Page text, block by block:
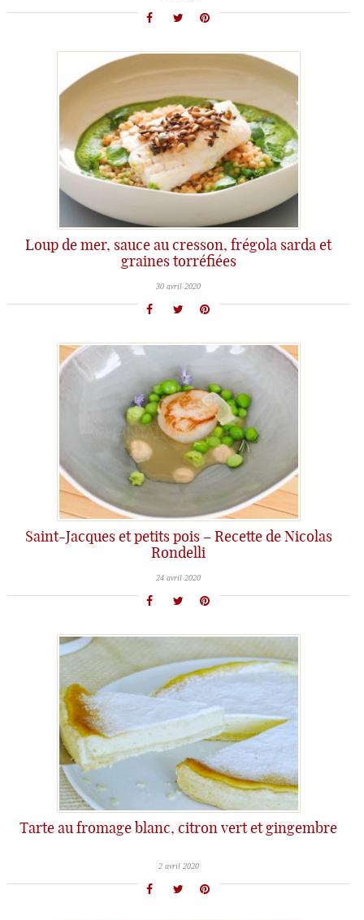
Loup de mer, sauce au cresson, frégola sarda et
graines torréfiées
30 avril 2020
Saint-Jacques et petits pois – Recette de Nicolas
Rondelli
24 avril 2020
Tarte au fromage blanc, citron vert et gingembre
2 avril 2020